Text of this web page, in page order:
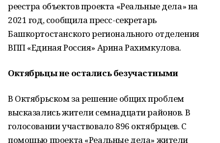
реестра объектов проекта «Реальные дела» на
2021 год, сообщила пресс-секретарь
Башкортостанского регионального отделения
ВПП «Единая Россия» Арина Рахимкулова.
Октябрьцы не остались безучастными
В Октябрьском за решение общих проблем
высказались жители семнадцати районов. В
голосовании участвовало 896 октябрьцев. С
помощью проекта «Реальные дела» жители